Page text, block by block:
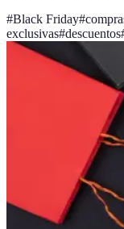
#Black Friday#
exclusivas#descuentos